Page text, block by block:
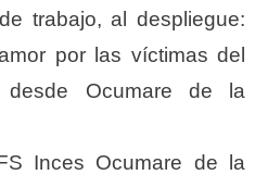
trabajo, al despliegue:
por las víctimas del
desde Ocumare de la
Inces Ocumare de la